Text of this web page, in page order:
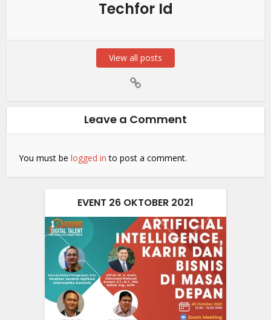
Techfor Id
View all posts
Leave a Comment
You must belogged in to post a comment.
EVENT 26 OKTOBER 2021